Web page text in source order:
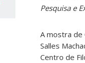
Pesquisa e
A mostra de
Salles
Centro de